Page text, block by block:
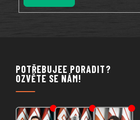
POTŘEBUJEE PORADIT?
OZVĚTE SE NÁM!